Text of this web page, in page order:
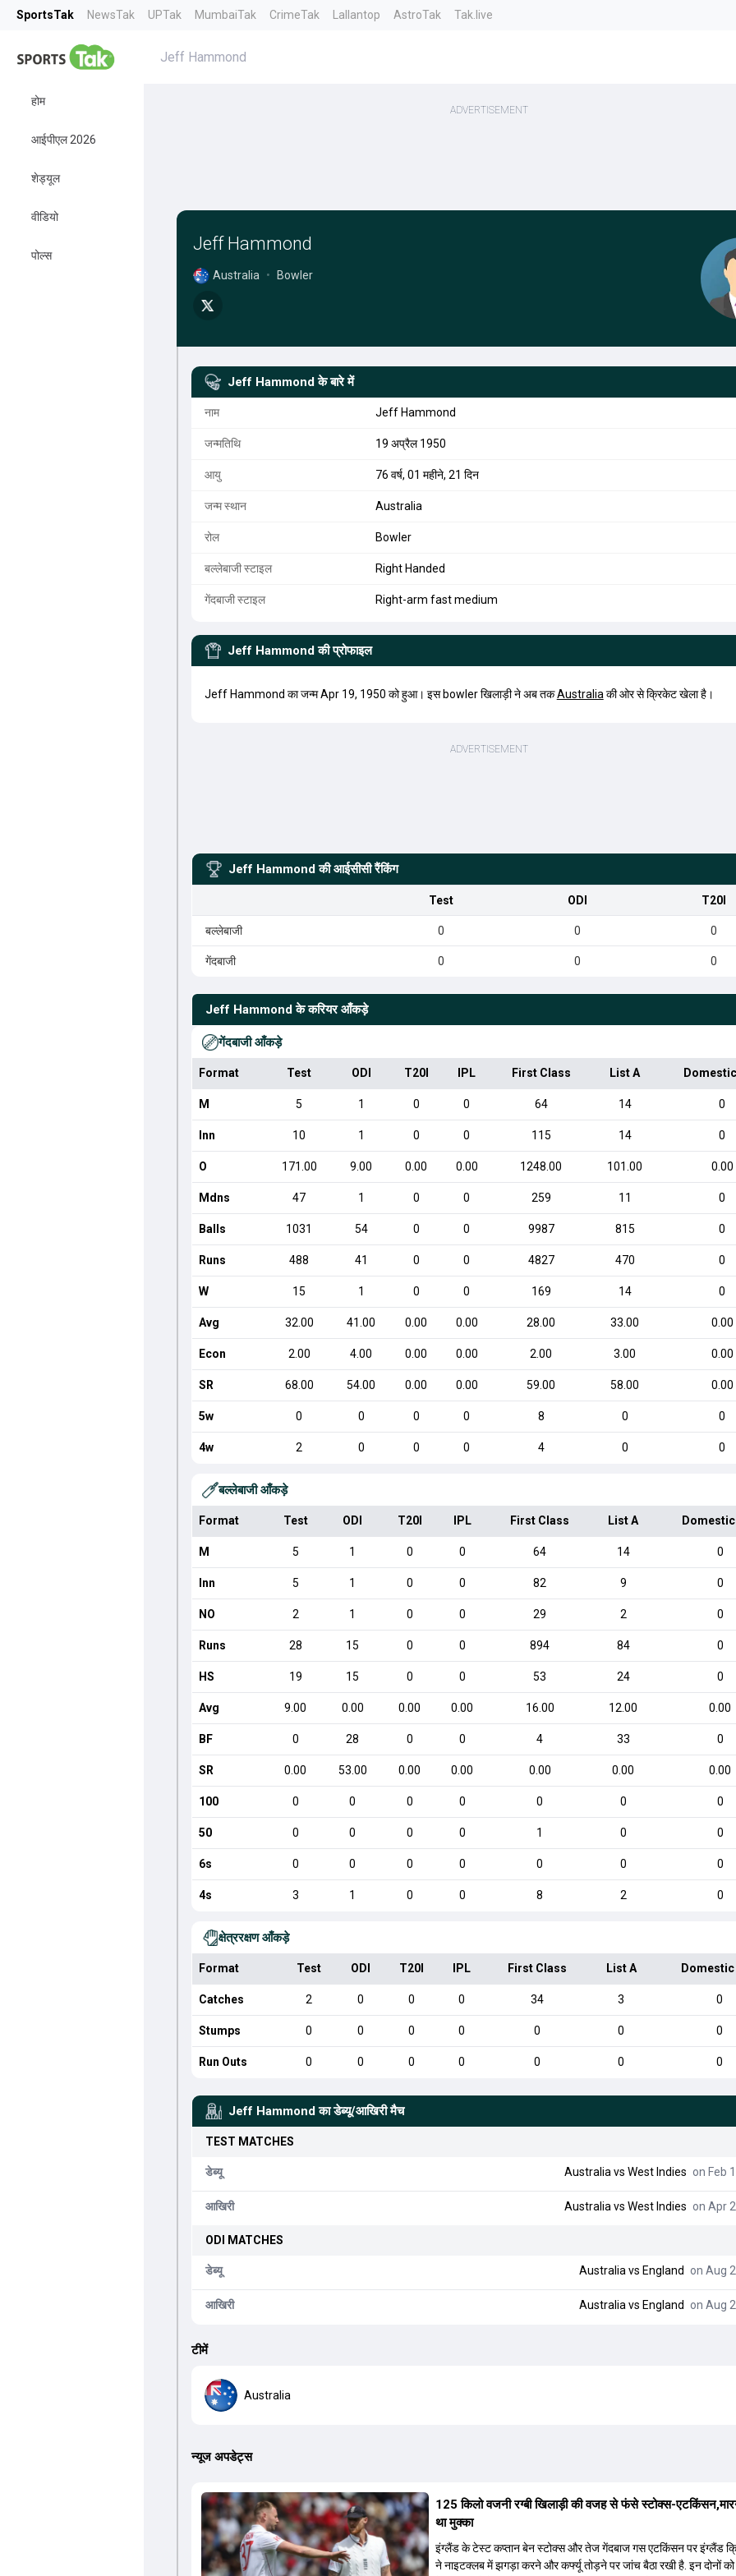
SportsTak NewsTak UPTak MumbaiTak CrimeTak Lallantop AstroTak Tak.live
होम
आईपीएल 2026
शेड्यूल
वीडियो
पोल्स
Jeff Hammond
Jeff Hammond
Australia • Bowler
Jeff Hammond के बारे में
नाम Jeff Hammond
जन्मतिथि 19 अप्रैल 1950
आयु 76 वर्ष, 01 महीने, 21 दिन
जन्म स्थान Australia
रोल Bowler
बल्लेबाजी स्टाइल Right Handed
गेंदबाजी स्टाइल Right-arm fast medium
Jeff Hammond की प्रोफाइल
Jeff Hammond का जन्म Apr 19, 1950 को हुआ। इस bowler खिलाड़ी ने अब तकAustralia की ओर से क्रिकेट खेला है।
Jeff Hammond की आईसीसी रैंकिंग
Test ODI T20I
बल्लेबाजी 0 0 0
गेंदबाजी 0 0 0
Jeff Hammond के करियर आँकड़े
गेंदबाजी आँकड़े
Format Test ODI T20I IPL First Class List A
M 5 1 0 0 64 14 0
Inn 10 1 0 0 115 14 0
O 171.00 9.00 0.00 0.00 1248.00 101.00 0.00
Mdns 47 1 0 0 259 11 0
Balls 1031 54 0 0 9987 815 0
Runs 488 41 0 0 4827 470 0
W 15 1 0 0 169 14 0
Avg 32.00 41.00 0.00 0.00 28.00 33.00 0.00
Econ 2.00 4.00 0.00 0.00 2.00 3.00 0.00
SR 68.00 54.00 0.00 0.00 59.00 58.00 0.00
5w 0 0 0 0 8 0 0
4w 2 0 0 0 4 0 0
बल्लेबाजी आँकड़े
Format Test ODI T20I IPL First Class List A
M 5 1 0 0 64 14 0
Inn 5 1 0 0 82 9 0
NO 2 1 0 0 29 2 0
Runs 28 15 0 0 894 84 0
HS 19 15 0 0 53 24 0
Avg 9.00 0.00 0.00 0.00 16.00 12.00 0.00
BF 0 28 0 0 4 33 0
SR 0.00 53.00 0.00 0.00 0.00 0.00 0.00
100 0 0 0 0 0 0 0
50 0 0 0 0 1 0 0
6s 0 0 0 0 0 0 0
4s 3 1 0 0 8 2 0
क्षेत्ररक्षण आँकड़े
Format Test ODI T20I IPL First Class List A
Catches 2 0 0 0 34 3 0
Stumps 0 0 0 0 0 0 0
Run Outs 0 0 0 0 0 0 0
Jeff Hammond का डेब्यू/आखिरी मैच
TEST MATCHES
डेब्यू Australia vs West Indies on Feb
आखिरी Australia vs West Indies on Apr
ODI MATCHES
डेब्यू Australia vs England on Aug
आखिरी Australia vs England on Aug
टीमें
Australia
न्यूज अपडेट्स
125 किलो वजनी रग्बी खिलाड़ी की वजह से फंसे स्टोक्स-
था मुक्का
इंग्लैंड के टेस्ट कप्तान बेन स्टोक्स और तेज गेंदबाज गस एटकिंसन पर इंग्लैंड
ने नाइटक्लब में झगड़ा करने और कर्फ्यू तोड़ने पर जांच बैठा रखी है. इन दोनों